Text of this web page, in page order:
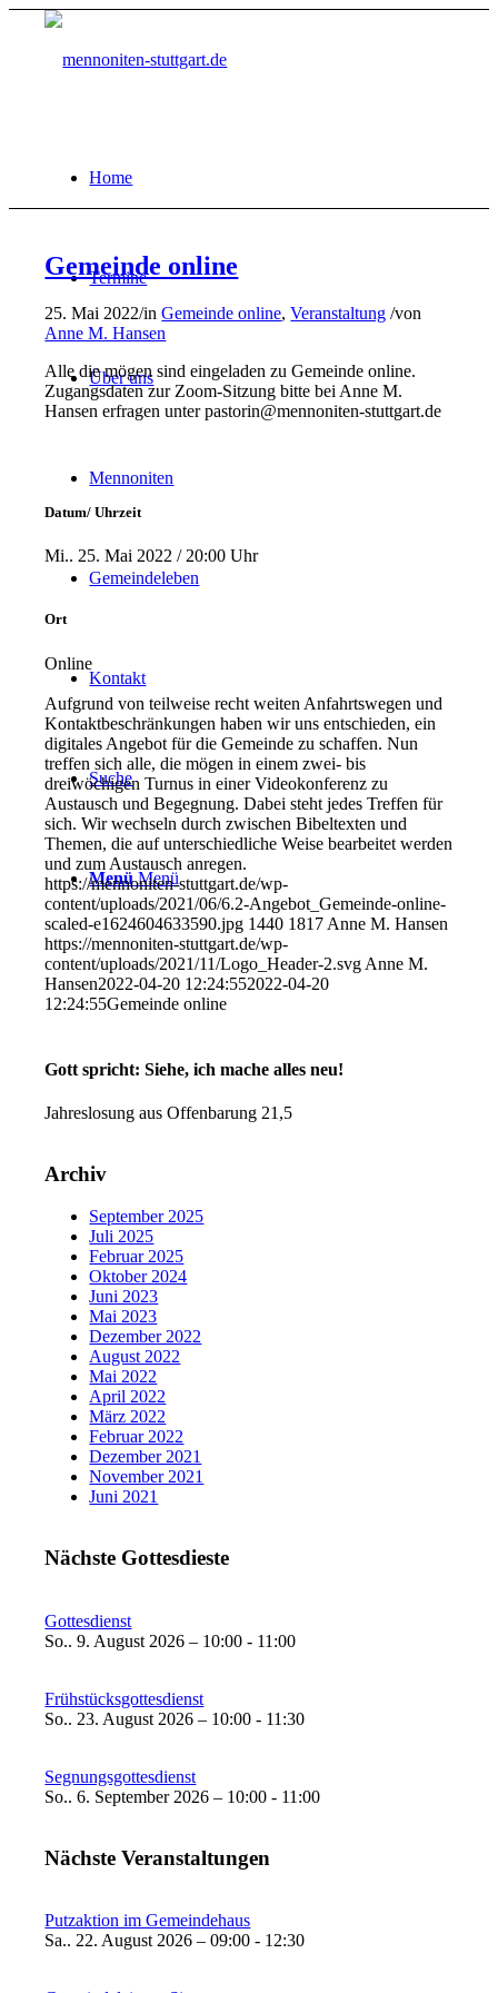
Home
Termine
Über uns
Mennoniten
Gemeindeleben
Kontakt
Suche
Menü Menü
Gemeinde online
25. Mai 2022/inGemeinde online,Veranstaltung /von
Anne M. Hansen
Alle die mögen sind eingeladen zu Gemeinde online.
Zugangsdaten zur Zoom-Sitzung bitte bei Anne M.
Hansen erfragen unter pastorin@mennoniten-stuttgart.de
Datum/ Uhrzeit
Mi.. 25. Mai 2022 / 20:00 Uhr
Ort
Online
Aufgrund von teilweise recht weiten Anfahrtswegen und
Kontaktbeschränkungen haben wir uns entschieden, ein
digitales Angebot für die Gemeinde zu schaffen. Nun
treffen sich alle, die mögen in einem zwei- bis
dreiwöchigen Turnus in einer Videokonferenz zu
Austausch und Begegnung. Dabei steht jedes Treffen für
sich. Wir wechseln durch zwischen Bibeltexten und
Themen, die auf unterschiedliche Weise bearbeitet werden
und zum Austausch anregen.
https://mennoniten-stuttgart.de/wp-
content/uploads/2021/06/6.2-Angebot_Gemeinde-online-
scaled-e1624604633590.jpg 1440 1817 Anne M. Hansen
https://mennoniten-stuttgart.de/wp-
content/uploads/2021/11/Logo_Header-2.svg Anne M.
Hansen2022-04-20 12:24:552022-04-20
12:24:55Gemeinde online
Gott spricht: Siehe, ich mache alles neu!
Jahreslosung aus Offenbarung 21,5
Archiv
September 2025
Juli 2025
Februar 2025
Oktober 2024
Juni 2023
Mai 2023
Dezember 2022
August 2022
Mai 2022
April 2022
März 2022
Februar 2022
Dezember 2021
November 2021
Juni 2021
Nächste Gottesdieste
Gottesdienst
So.. 9. August 2026 – 10:00 - 11:00
Frühstücksgottesdienst
So.. 23. August 2026 – 10:00 - 11:30
Segnungsgottesdienst
So.. 6. September 2026 – 10:00 - 11:00
Nächste Veranstaltungen
Putzaktion im Gemeindehaus
Sa.. 22. August 2026 – 09:00 - 12:30